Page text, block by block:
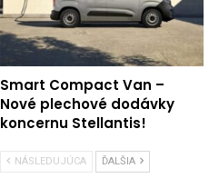
Smart Compact Van –
Nové plechové dodávky
koncernu Stellantis!
NÁSLEDUJÚCA ĎALŠIA